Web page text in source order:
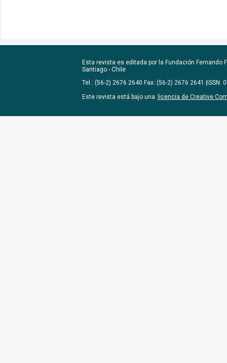
Esta revista es editada por la Fundación Fernando
Santiago - Chile
Tel.: (56-2) 2676 2640 Fax: (56-2) 2676 2641 |ISSN:
Este revista está bajo una
licencia de Creative